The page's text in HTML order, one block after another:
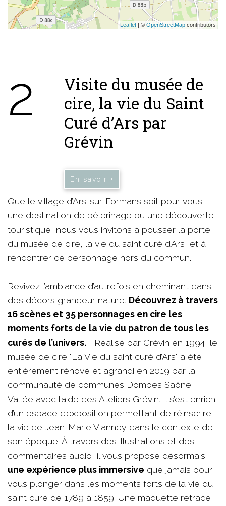
Leaflet | © OpenStreetMap contributors
2
Visite du musée de
cire, la vie du Saint
Curé d’Ars par
Grévin
En savoir +
Que le village d’Ars-sur-Formans soit pour vous
une destination de pèlerinage ou une découverte
touristique, nous vous invitons à pousser la porte
du musée de cire, la vie du saint curé d’Ars, et à
rencontrer ce personnage hors du commun.
Revivez l’ambiance d’autrefois en cheminant dans
des décors grandeur nature. Découvrez à travers
16 scènes et 35 personnages en cire les
moments forts de la vie du patron de tous les
curés de l’univers. Réalisé par Grévin en 1994, le
musée de cire "La Vie du saint curé d’Ars" a été
entièrement rénové et agrandi en 2019 par la
communauté de communes Dombes Saône
Vallée avec l’aide des Ateliers Grévin. Il s’est enrichi
d’un espace d’exposition permettant de réinscrire
la vie de Jean-Marie Vianney dans le contexte de
son époque. À travers des illustrations et des
commentaires audio, il vous propose désormais
une expérience plus immersive que jamais pour
vous plonger dans les moments forts de la vie du
saint curé de 1789 à 1859. Une maquette retrace